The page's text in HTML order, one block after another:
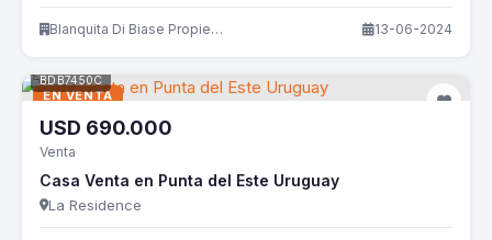
Blanquita Di Biase Propiedades 13-06-2024
EN VENTA
BDB7450C
USD 690.000
Venta
Casa Venta en Punta del Este Uruguay
La Residence